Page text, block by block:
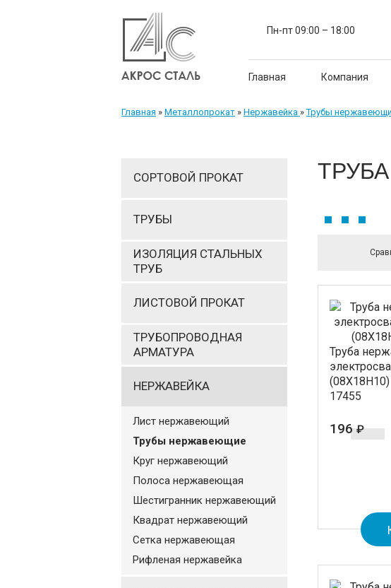
Пн-пт 09:00 – 18:00
Главная Компания
Главная » Металлопрокат » Нержавейка »Трубы
СОРТОВОЙ ПРОКАТ
ТРУБЫ
ИЗОЛЯЦИЯ СТАЛЬНЫХ
ТРУБ
ЛИСТОВОЙ ПРОКАТ
ТРУБОПРОВОДНАЯ
АРМАТУРА
НЕРЖАВЕЙКА
Лист нержавеющий
Трубы нержавеющие
Круг нержавеющий
Полоса нержавеющая
Шестигранник нержавеющий
Квадрат нержавеющий
Сетка нержавеющая
Рифленая нержавейка
Труба
17455
196 ₽